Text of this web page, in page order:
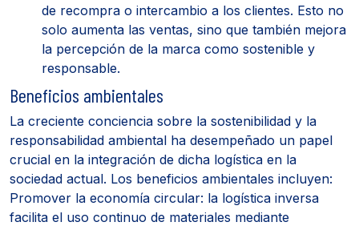
de recompra o intercambio a los clientes. Esto no
solo aumenta las ventas, sino que también mejora
la percepción de la marca como sostenible y
responsable.
Beneficios ambientales
La creciente conciencia sobre la sostenibilidad y la
responsabilidad ambiental ha desempeñado un papel
crucial en la integración de dicha logística en la
sociedad actual. Los beneficios ambientales incluyen:
Promover la economía circular: la logística inversa
facilita el uso continuo de materiales mediante